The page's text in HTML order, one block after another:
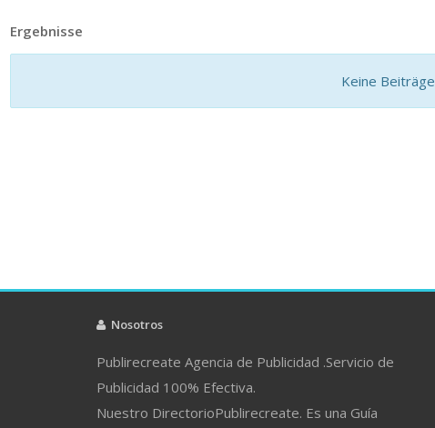
Ergebnisse
Keine Beiträge
Nosotros
Publirecreate Agencia de Publicidad .Servicio de
Publicidad 100% Efectiva.
Nuestro DirectorioPublirecreate. Es una Guía